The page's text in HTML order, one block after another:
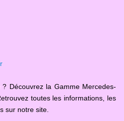
Découvrez la Gamme Mercedes-
toutes les informations, les
sur notre site.